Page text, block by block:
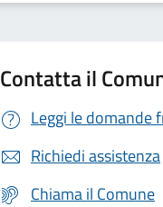
Contatta il
Leggi le domande
Richiedi assistenza
Chiama il Comune